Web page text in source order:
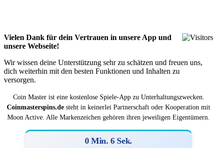
Vielen Dank für dein Vertrauen in unsere App und
unsere Webseite!
Wir wissen deine Unterstützung sehr zu schätzen und freuen uns,
dich weiterhin mit den besten Funktionen und Inhalten zu
versorgen.
Coin Master ist eine kostenlose Spiele-App zu Unterhaltungszwecken.
Coinmasterspins.de steht in keinerlei Partnerschaft oder Kooperation mit
Moon Active. Alle Markenzeichen gehören ihren jeweiligen Eigentümern.
0 Min. 6 Sek.